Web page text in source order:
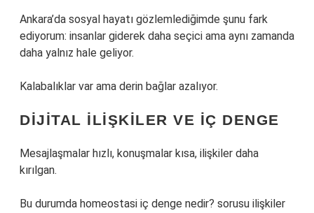
Ankara’da sosyal hayatı gözlemlediğimde şunu fark
ediyorum: insanlar giderek daha seçici ama aynı zamanda
daha yalnız hale geliyor.
Kalabalıklar var ama derin bağlar azalıyor.
DIJITAL ILIŞKILER VE IÇ DENGE
Mesajlaşmalar hızlı, konuşmalar kısa, ilişkiler daha
kırılgan.
Bu durumda homeostasi iç denge nedir? sorusu ilişkiler